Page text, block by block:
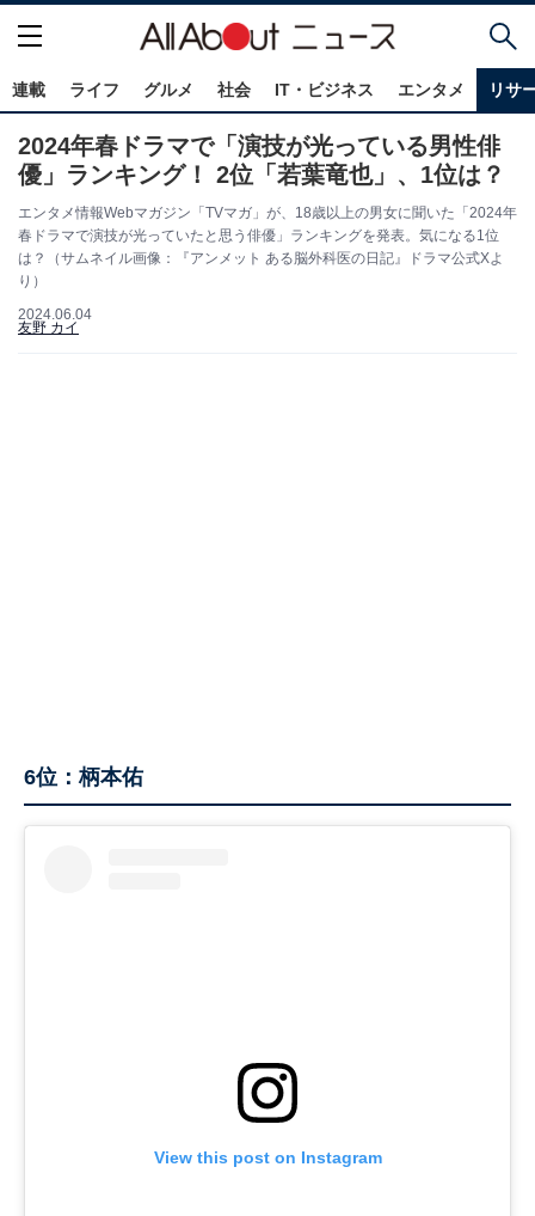
連載 ライフ グルメ 社会 IT・ビジネス エンタメ リサ
2024年春ドラマで「演技が光っている男性俳
優」ランキング！ 2位「若葉竜也」、1位は？
エンタメ情報Webマガジン「TVマガ」が、18歳以上の男女に聞いた「2024年
春ドラマで演技が光っていたと思う俳優」ランキングを発表。気になる1位
は？（サムネイル画像：『アンメット ある脳外科医の日記』ドラマ公式Xよ
り）
2024.06.04
友野 カイ
6位：柄本佑
View this post on Instagram